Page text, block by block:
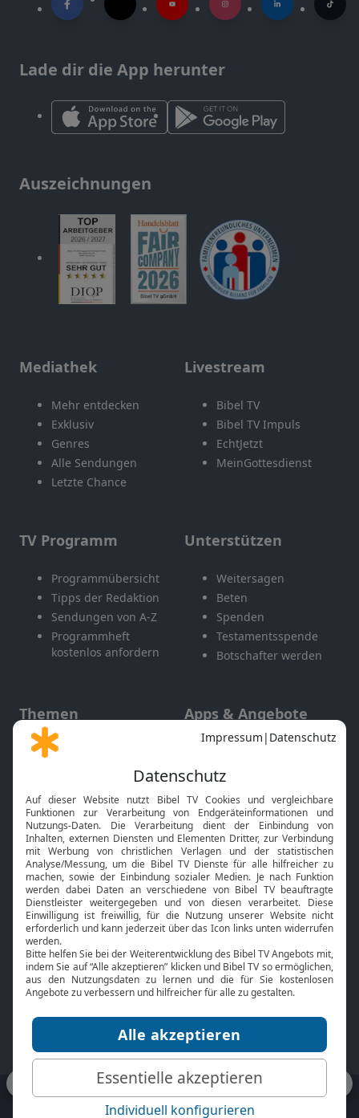
Lade dir die App herunter
Auszeichnungen
Mediathek
Mehr entdecken
Exklusiv
Genres
Alle Sendungen
Letzte Chance
Livestream
Bibel TV
Bibel TV Impuls
EchtJetzt
MeinGottesdienst
TV Programm
Programmübersicht
Tipps der Redaktion
Sendungen von A-Z
Programmheft
kostenlos anfordern
Unterstützen
Weitersagen
Beten
Spenden
Testamentsspende
Botschafter werden
Themen
Gott und Bibel erklärt
Neuigkeiten
Apps & Angebote
Mobile App
Smart TV
HbbTV
Bibelthek Online-Bibel
Nächster Gottesdienst
Bibel TV
Über uns
Jobs
Mediadaten
Service
Kontakt
TV-Empfang
bibeltv.de: Impressum
Datenschutz
Nutzungsbedingungen
Fakten Bibel TV App